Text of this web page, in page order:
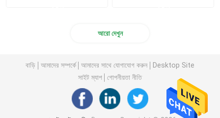
আরো দেখুন
বাড়ি আমাদের সম্পর্কে আমাদের সাথে যোগাযোগ করুন
Desktop Site
সাইট ম্যাপ
গোপনীয়তা নীতি